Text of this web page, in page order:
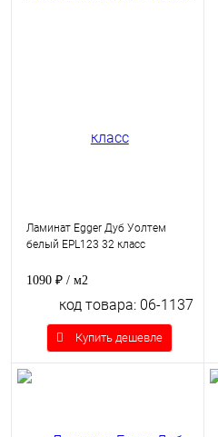
Ламинат Egger Дуб Уолтем
белый EPL123 32 класс
1090 ₽ / м2
код товара: 06-1137
Купить дешевле